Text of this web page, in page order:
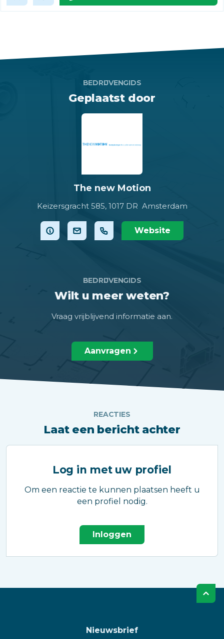
BEDRIJVENGIDS
Geplaatst door
The new Motion
Keizersgracht 585, 1017 DR Amsterdam
Website
BEDRIJVENGIDS
Wilt u meer weten?
Vraag vrijblijvend informatie aan.
Aanvragen
REACTIES
Laat een bericht achter
Log in met uw profiel
Om een reactie te kunnen plaatsen heeft u
een profiel nodig.
Inloggen
Nieuwsbrief